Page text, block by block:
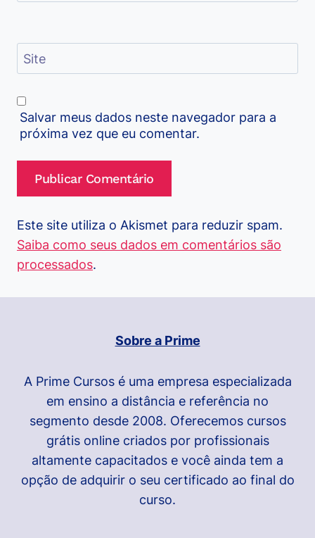
Site
Salvar meus dados neste navegador para a
próxima vez que eu comentar.
Este site utiliza o Akismet para reduzir spam.
Saiba como seus dados em comentários são
processados.
Sobre a Prime
A Prime Cursos é uma empresa especializada
em ensino a distância e referência no
segmento desde 2008. Oferecemos cursos
grátis online criados por profissionais
altamente capacitados e você ainda tem a
opção de adquirir o seu certificado ao final do
curso.